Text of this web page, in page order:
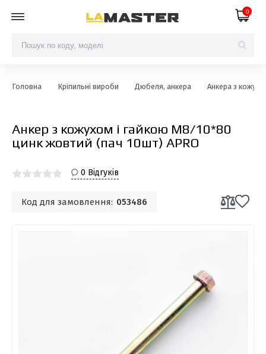
0
Головна Кріпильні вироби Дюбеля, анкера Анкера з
Анкер з кожухом і гайкою М8/10*80
цинк жовтий (пач 10шт) APRO
0 Відгуків
Код для замовлення: 053486